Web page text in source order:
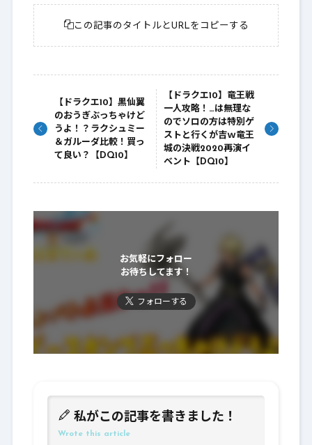
この記事のタイトルとURLをコピーする
【ドラクエ10】黒仙翼
のおうぎぶっちゃけど
うよ！？ラクシュミー
＆ガルーダ比較！買っ
て良い？【DQ10】
【ドラクエ10】竜王戦
一人攻略！…は無理な
のでソロの方は特別ゲ
ストと行くが吉ｗ竜王
城の決戦2020再演イ
ベント【DQ10】
お気軽にフォロー
お待ちしてます！
フォローする
私がこの記事を書きました！
Wrote this article